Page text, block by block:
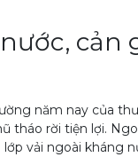
năm nay của
tháo rời tiện lợi.
vải ngoài kháng